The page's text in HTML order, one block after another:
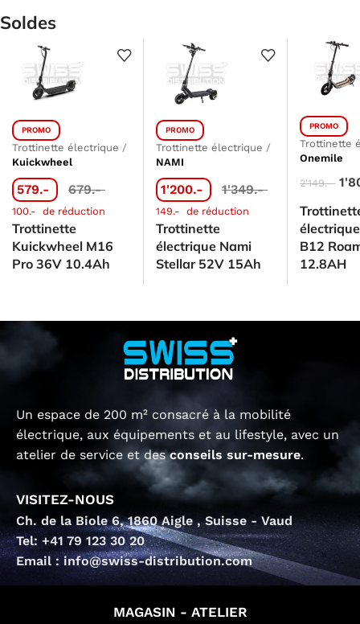
Soldes
PROMO
Trottinette électrique /
Kuickwheel
579.- 679.-
100.- de réduction
Trottinette
Kuickwheel M16
Pro 36V 10.4Ah
PROMO
Trottinette électrique /
NAMI
1'200.- 1'349.-
149.- de réduction
Trottinette
électrique Nami
Stellar 52V 15Ah
PROMO
Trottinette
Onemile
2'149.-
B12
12.8AH
Un espace de 200 m² consacré à la mobilité
électrique, aux équipements et au lifestyle, avec un
atelier de service et desconseils sur-mesure.
VISITEZ-NOUS
Ch. de la Biole 6, 1860 Aigle , Suisse - Vaud
Tel: +41 79 123 30 20
Email : info@swiss-distribution.com
MAGASIN - ATELIER